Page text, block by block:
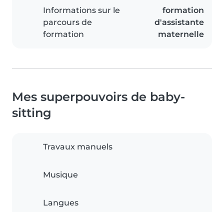
Informations sur le
parcours de
formation
formation
d'assistante
maternelle
Mes superpouvoirs de baby-
sitting
Travaux manuels
Musique
Langues